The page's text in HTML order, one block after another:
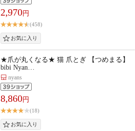
2,970円
(458)
★爪が丸くなる★ 猫 爪とぎ 【つめまる】
bibi Nyan…
nyans
8,860円
(18)